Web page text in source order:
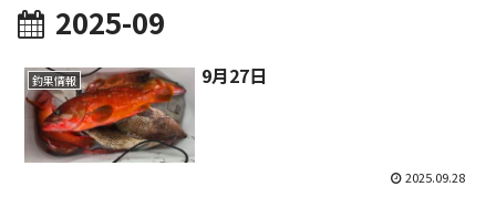
2025-09
釣果情報 9月27日
2025.09.28